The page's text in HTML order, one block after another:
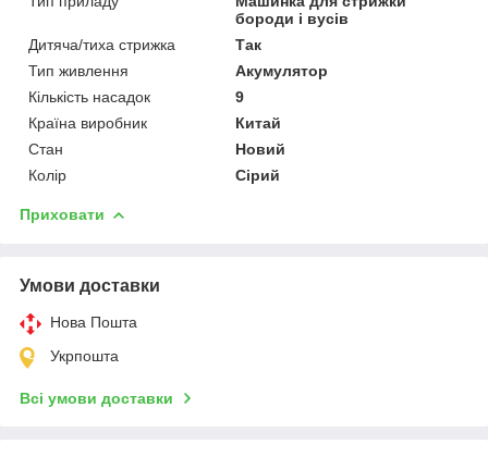
бороди і вусів
Дитяча/тиха стрижка
Так
Тип живлення
Акумулятор
Кількість насадок
9
Країна виробник
Китай
Стан
Новий
Колір
Сірий
Приховати
Умови доставки
Нова Пошта
Укрпошта
Всі умови доставки